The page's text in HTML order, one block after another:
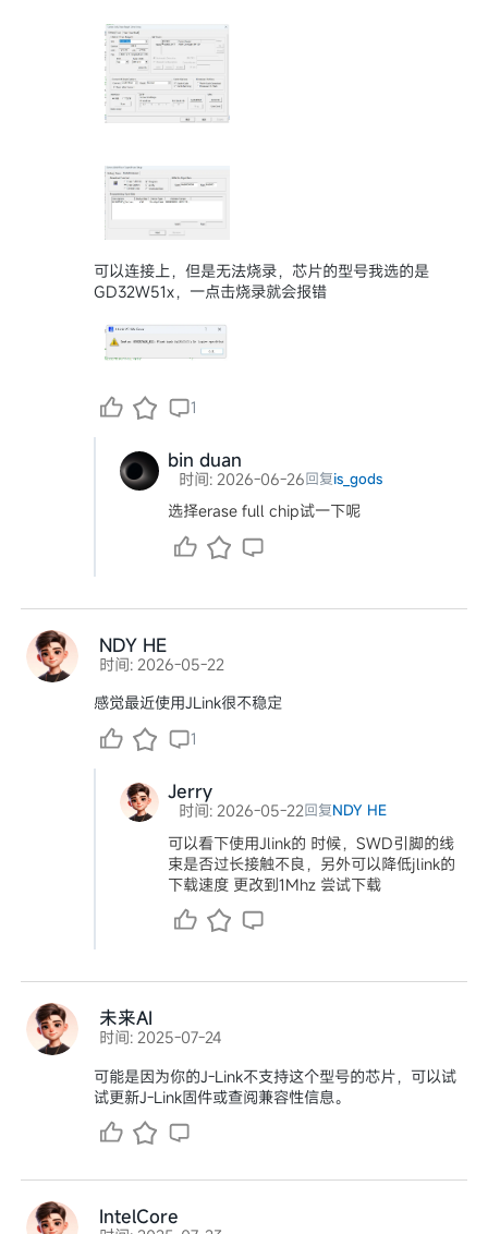
可以连接上，但是无法烧录，芯片的型号我选的是
GD32W51x，一点击烧录就会报错
1
bin duan
时间: 2026-06-26回复is_gods
选择erase full chip试一下呢
NDY HE
时间: 2026-05-22
感觉最近使用JLink很不稳定
1
Jerry
时间: 2026-05-22回复NDY HE
可以看下使用Jlink的 时候，SWD引脚的线
束是否过长接触不良，另外可以降低jlink的
下载速度 更改到1Mhz 尝试下载
未来AI
时间: 2025-07-24
可能是因为你的J-Link不支持这个型号的芯片，可以试
试更新J-Link固件或查阅兼容性信息。
IntelCore